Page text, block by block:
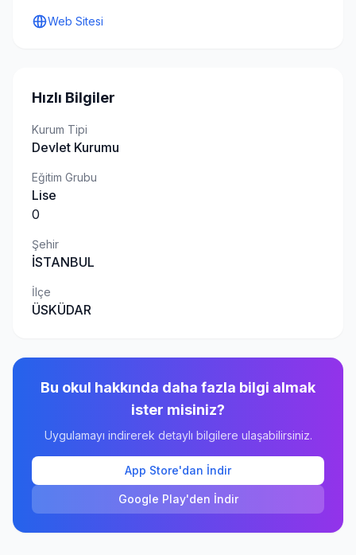
Web Sitesi
Hızlı Bilgiler
Kurum Tipi
Devlet Kurumu
Eğitim Grubu
Lise
0
Şehir
İSTANBUL
İlçe
ÜSKÜDAR
Bu okul hakkında daha fazla bilgi almak
ister misiniz?
Uygulamayı indirerek detaylı bilgilere ulaşabilirsiniz.
App Store'dan İndir
Google Play'den İndir